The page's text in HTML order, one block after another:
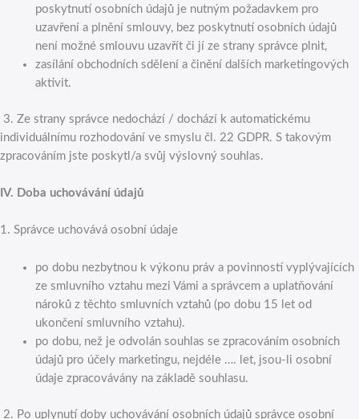
poskytnutí osobních údajů je nutným požadavkem pro
uzavření a plnění smlouvy, bez poskytnutí osobních údajů
není možné smlouvu uzavřít či jí ze strany správce plnit,
zasílání obchodních sdělení a činění dalších marketingových
aktivit.
3. Ze strany správce nedochází / dochází k automatickému
individuálnímu rozhodování ve smyslu čl. 22 GDPR. S takovým
zpracováním jste poskytl/a svůj výslovný souhlas.
IV. Doba uchovávání údajů
1. Správce uchovává osobní údaje
po dobu nezbytnou k výkonu práv a povinností vyplývajících
ze smluvního vztahu mezi Vámi a správcem a uplatňování
nároků z těchto smluvních vztahů (po dobu 15 let od
ukončení smluvního vztahu).
po dobu, než je odvolán souhlas se zpracováním osobních
údajů pro účely marketingu, nejdéle …. let, jsou-li osobní
údaje zpracovávány na základě souhlasu.
2. Po uplynutí doby uchovávání osobních údajů správce osobní